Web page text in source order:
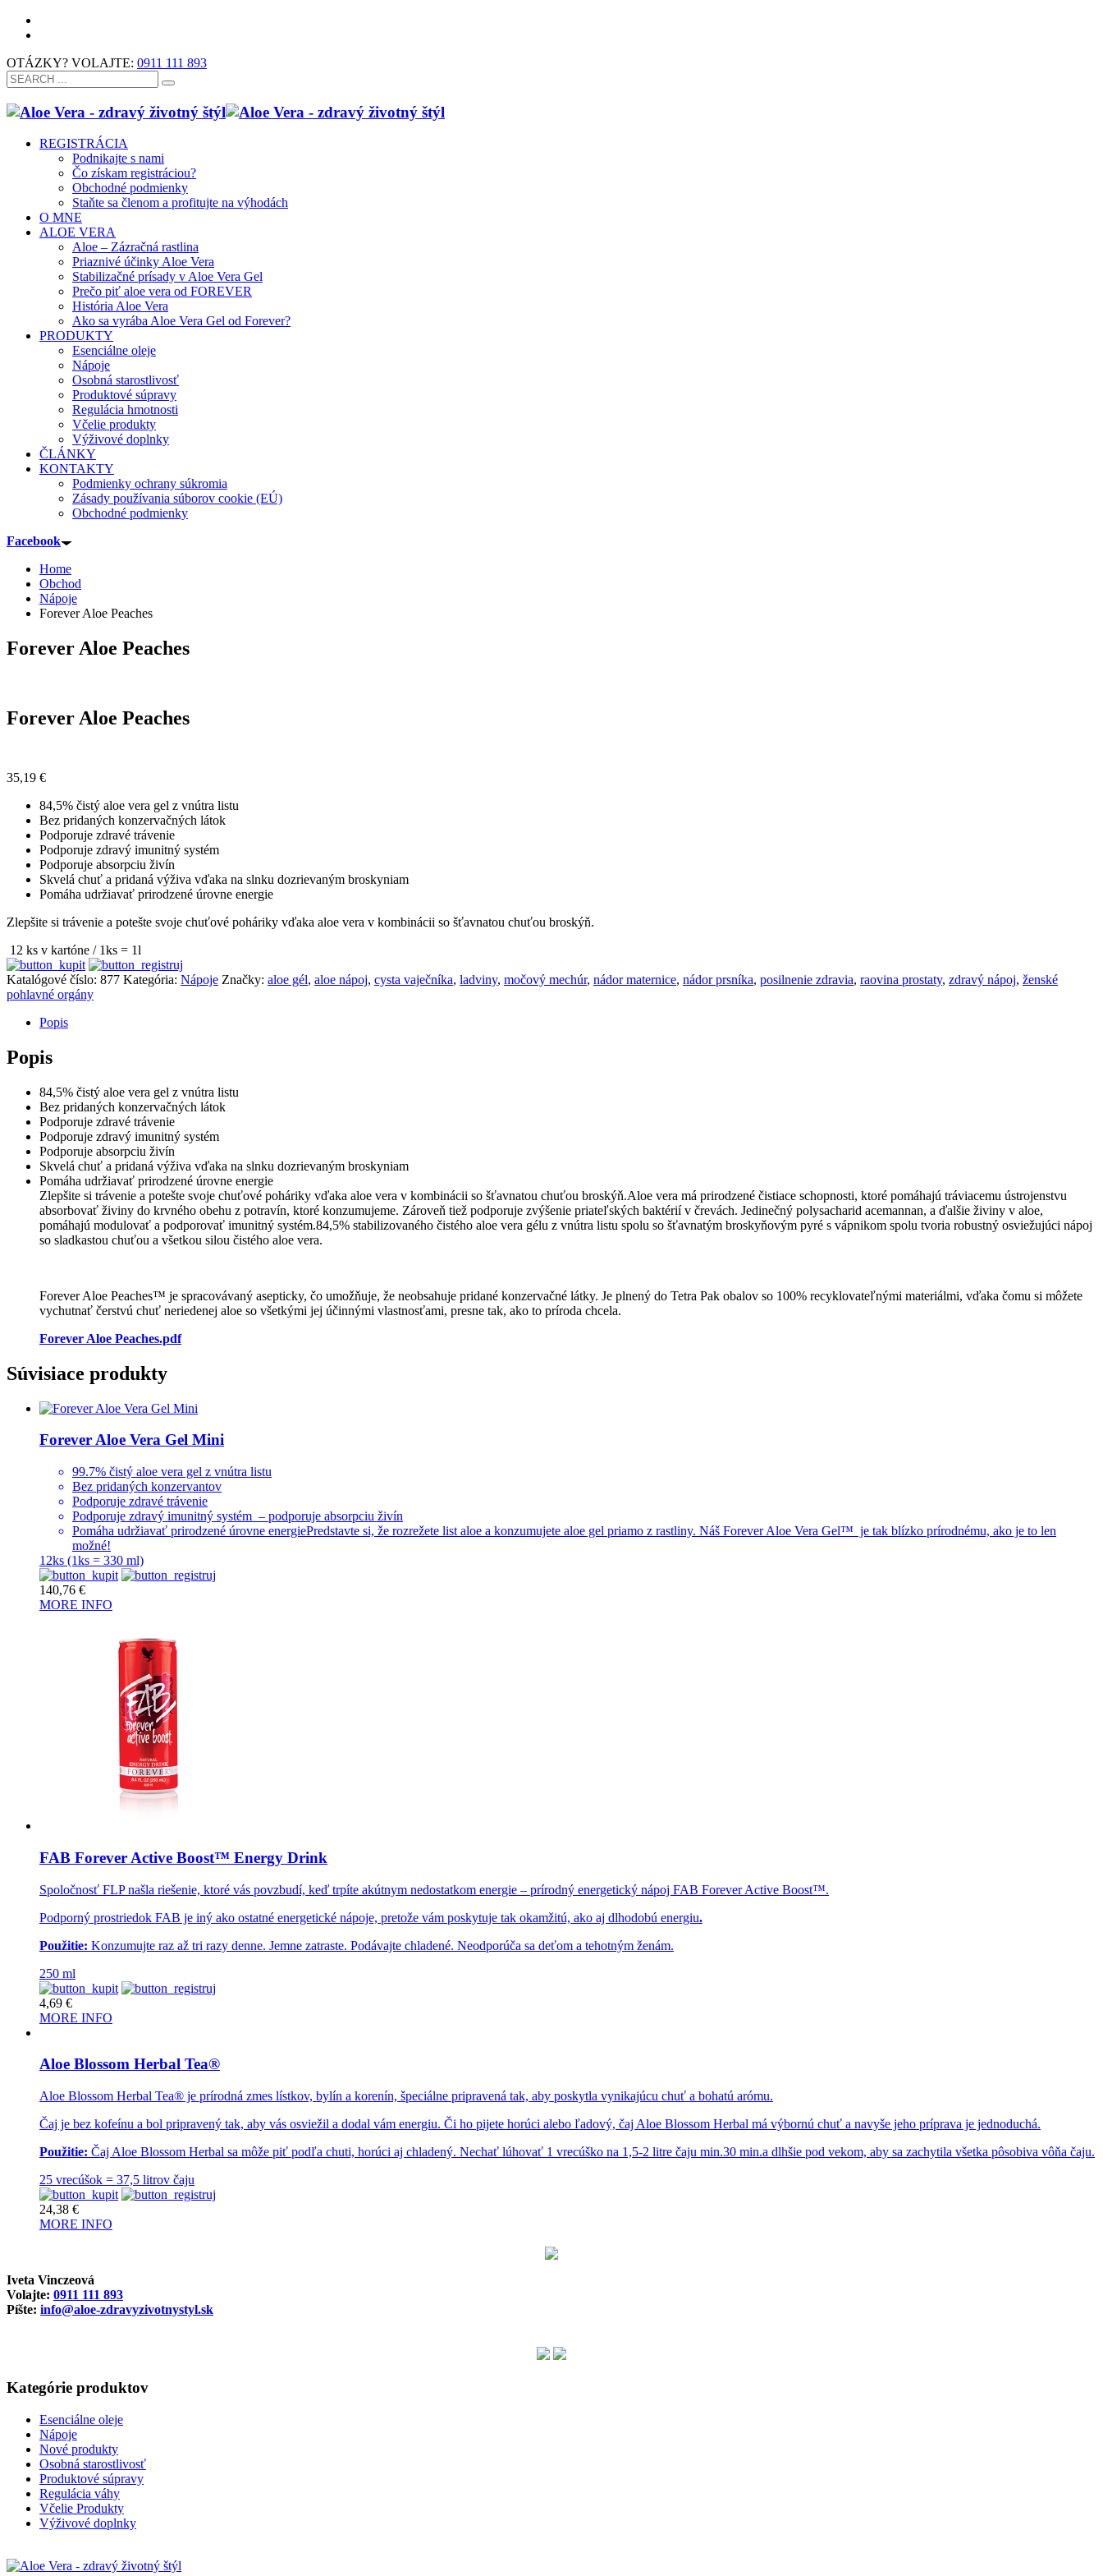
OTÁZKY? VOLAJTE: 0911 111 893
REGISTRÁCIA
Podnikajte s nami
Čo získam registráciou?
Obchodné podmienky
Staňte sa členom a profitujte na výhodách
O MNE
ALOE VERA
Aloe – Zázračná rastlina
Priaznivé účinky Aloe Vera
Stabilizačné prísady v Aloe Vera Gel
Prečo piť aloe vera od FOREVER
História Aloe Vera
Ako sa vyrába Aloe Vera Gel od Forever?
PRODUKTY
Esenciálne oleje
Nápoje
Osobná starostlivosť
Produktové súpravy
Regulácia hmotnosti
Včelie produkty
Výživové doplnky
ČLÁNKY
KONTAKTY
Podmienky ochrany súkromia
Zásady používania súborov cookie (EÚ)
Obchodné podmienky
Facebook
Home
Obchod
Nápoje
Forever Aloe Peaches
Forever Aloe Peaches
Forever Aloe Peaches
35,19 €
84,5% čistý aloe vera gel z vnútra listu
Bez pridaných konzervačných látok
Podporuje zdravé trávenie
Podporuje zdravý imunitný systém
Podporuje absorpciu živín
Skvelá chuť a pridaná výživa vďaka na slnku dozrievaným broskyniam
Pomáha udržiavať prirodzené úrovne energie
Zlepšite si trávenie a potešte svoje chuťové poháriky vďaka aloe vera v kombinácii so šťavnatou chuťou broskýň.
12 ks v kartóne / 1ks = 1l
Katalógové číslo: 877 Kategória: Nápoje Značky: aloe gél, aloe nápoj, cysta vaječníka, ladviny, močový mechúr, nádor maternice, nádor prsníka, posilnenie zdravia, raovina prostaty, zdravý nápoj, ženské
pohlavné orgány
Popis
Popis
84,5% čistý aloe vera gel z vnútra listu
Bez pridaných konzervačných látok
Podporuje zdravé trávenie
Podporuje zdravý imunitný systém
Podporuje absorpciu živín
Skvelá chuť a pridaná výživa vďaka na slnku dozrievaným broskyniam
Pomáha udržiavať prirodzené úrovne energie
Zlepšite si trávenie a potešte svoje chuťové poháriky vďaka aloe vera v kombinácii so šťavnatou chuťou broskýň.Aloe vera má prirodzené čistiace schopnosti, ktoré pomáhajú tráviacemu ústrojenstvu
absorbovať živiny do krvného obehu z potravín, ktoré konzumujeme. Zároveň tiež podporuje zvýšenie priateľských baktérií v črevách. Jedinečný polysacharid acemannan, a ďalšie živiny v aloe,
pomáhajú modulovať a podporovať imunitný systém.84,5% stabilizovaného čistého aloe vera gélu z vnútra listu spolu so šťavnatým broskyňovým pyré s vápnikom spolu tvoria robustný osviežujúci nápoj
so sladkastou chuťou a všetkou silou čistého aloe vera.
Forever Aloe Peaches™ je spracovávaný asepticky, čo umožňuje, že neobsahuje pridané konzervačné látky. Je plnený do Tetra Pak obalov so 100% recyklovateľnými materiálmi, vďaka čomu si môžete
vychutnať čerstvú chuť neriedenej aloe so všetkými jej účinnými vlastnosťami, presne tak, ako to príroda chcela.
Forever Aloe Peaches.pdf
Súvisiace produkty
Forever Aloe Vera Gel Mini
99.7% čistý aloe vera gel z vnútra listu
Bez pridaných konzervantov
Podporuje zdravé trávenie
Podporuje zdravý imunitný systém – podporuje absorpciu živín
Pomáha udržiavať prirodzené úrovne energiePredstavte si, že rozrežete list aloe a konzumujete aloe gel priamo z rastliny. Náš Forever Aloe Vera Gel™ je tak blízko prírodnému, ako je to len
možné!
12ks (1ks = 330 ml)
140,76 €
MORE INFO
FAB Forever Active Boost™ Energy Drink
Spoločnosť FLP našla riešenie, ktoré vás povzbudí, keď trpíte akútnym nedostatkom energie – prírodný energetický nápoj FAB Forever Active Boost™.
Podporný prostriedok FAB je iný ako ostatné energetické nápoje, pretože vám poskytuje tak okamžitú, ako aj dlhodobú energiu.
Použitie: Konzumujte raz až tri razy denne. Jemne zatraste. Podávajte chladené. Neodporúča sa deťom a tehotným ženám.
250 ml
4,69 €
MORE INFO
Aloe Blossom Herbal Tea®
Aloe Blossom Herbal Tea® je prírodná zmes lístkov, bylín a korenín, špeciálne pripravená tak, aby poskytla vynikajúcu chuť a bohatú arómu.
Čaj je bez kofeínu a bol pripravený tak, aby vás osviežil a dodal vám energiu. Či ho pijete horúci alebo ľadový, čaj Aloe Blossom Herbal má výbornú chuť a navyše jeho príprava je jednoduchá.
Použitie: Čaj Aloe Blossom Herbal sa môže piť podľa chuti, horúci aj chladený. Nechať lúhovať 1 vrecúško na 1,5-2 litre čaju min.30 min.a dlhšie pod vekom, aby sa zachytila všetka pôsobiva vôňa čaju.
25 vrecúšok = 37,5 litrov čaju
24,38 €
MORE INFO
Iveta Vinczeová
Volajte: 0911 111 893
Píšte: info@aloe-zdravyzivotnystyl.sk
Kategórie produktov
Esenciálne oleje
Nápoje
Nové produkty
Osobná starostlivosť
Produktové súpravy
Regulácia váhy
Včelie Produkty
Výživové doplnky